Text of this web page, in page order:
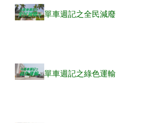
單車週記之全民減廢
單車週記之綠色運輸